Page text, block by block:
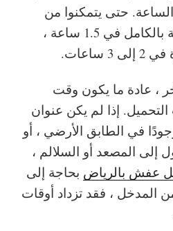
الساعة. حتى يتمكنوا من
تحميل شاحنة متوسطة بالكامل في 1.5 ساعة ،
، عادة ما يكون وقت
إذا لم يكن عنوان
في الطابق الأرضي ، أو
إلى المصعد أو السلالم ،
عفش بالرياض بحاجة إلى
المدخل ، فقد تزداد أوقات